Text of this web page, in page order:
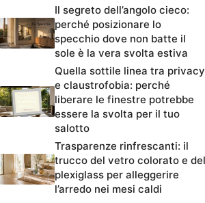
Il segreto dell’angolo cieco:
perché posizionare lo
specchio dove non batte il
sole è la vera svolta estiva
Quella sottile linea tra privacy
e claustrofobia: perché
liberare le finestre potrebbe
essere la svolta per il tuo
salotto
Trasparenze rinfrescanti: il
trucco del vetro colorato e del
plexiglass per alleggerire
l’arredo nei mesi caldi